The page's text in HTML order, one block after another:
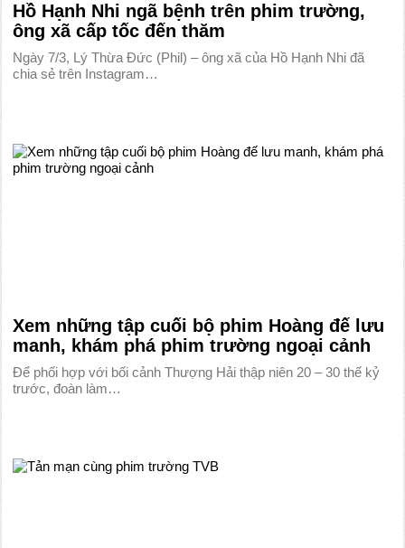
Hồ Hạnh Nhi ngã bệnh trên phim trường,
ông xã cấp tốc đến thăm
Ngày 7/3, Lý Thừa Đức (Phil) – ông xã của Hồ Hạnh Nhi đã
chia sẻ trên Instagram…
Xem những tập cuối bộ phim Hoàng đế lưu
manh, khám phá phim trường ngoại cảnh
Để phối hợp với bối cảnh Thượng Hải thập niên 20 – 30 thế kỷ
trước, đoàn làm…